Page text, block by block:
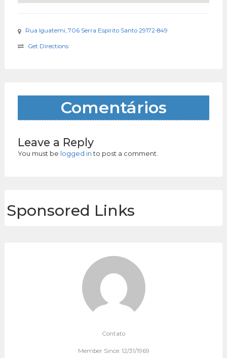
Rua Iguatemi, 706 Serra Espírito Santo 29172-849
Get Directions
Comentários
Leave a Reply
You must be logged into post a comment.
Sponsored Links
Contato
Member Since: 12/31/1969